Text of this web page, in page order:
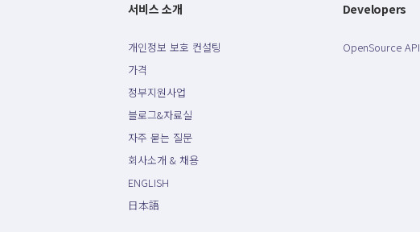
서비스 소개
개인정보 보호 컨설팅
가격
정부지원사업
블로그&자료실
자주 묻는 질문
회사소개 & 채용
ENGLISH
日本語
Developers
OpenSource API